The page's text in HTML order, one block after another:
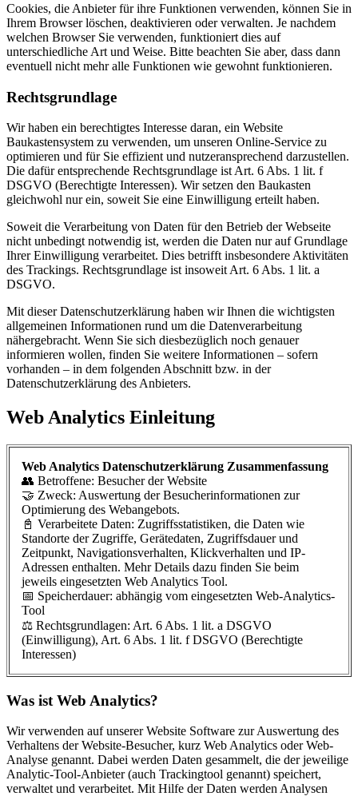
Cookies, die Anbieter für ihre Funktionen verwenden, können Sie in
Ihrem Browser löschen, deaktivieren oder verwalten. Je nachdem
welchen Browser Sie verwenden, funktioniert dies auf
unterschiedliche Art und Weise. Bitte beachten Sie aber, dass dann
eventuell nicht mehr alle Funktionen wie gewohnt funktionieren.
Rechtsgrundlage
Wir haben ein berechtigtes Interesse daran, ein Website
Baukastensystem zu verwenden, um unseren Online-Service zu
optimieren und für Sie effizient und nutzeransprechend darzustellen.
Die dafür entsprechende Rechtsgrundlage ist Art. 6 Abs. 1 lit. f
DSGVO (Berechtigte Interessen). Wir setzen den Baukasten
gleichwohl nur ein, soweit Sie eine Einwilligung erteilt haben.
Soweit die Verarbeitung von Daten für den Betrieb der Webseite
nicht unbedingt notwendig ist, werden die Daten nur auf Grundlage
Ihrer Einwilligung verarbeitet. Dies betrifft insbesondere Aktivitäten
des Trackings. Rechtsgrundlage ist insoweit Art. 6 Abs. 1 lit. a
DSGVO.
Mit dieser Datenschutzerklärung haben wir Ihnen die wichtigsten
allgemeinen Informationen rund um die Datenverarbeitung
nähergebracht. Wenn Sie sich diesbezüglich noch genauer
informieren wollen, finden Sie weitere Informationen – sofern
vorhanden – in dem folgenden Abschnitt bzw. in der
Datenschutzerklärung des Anbieters.
Web Analytics Einleitung
Web Analytics Datenschutzerklärung Zusammenfassung
👥 Betroffene: Besucher der Website
🤝 Zweck: Auswertung der Besucherinformationen zur
Optimierung des Webangebots.
📓 Verarbeitete Daten: Zugriffsstatistiken, die Daten wie
Standorte der Zugriffe, Gerätedaten, Zugriffsdauer und
Zeitpunkt, Navigationsverhalten, Klickverhalten und IP-
Adressen enthalten. Mehr Details dazu finden Sie beim
jeweils eingesetzten Web Analytics Tool.
📅 Speicherdauer: abhängig vom eingesetzten Web-Analytics-
Tool
⚖️ Rechtsgrundlagen: Art. 6 Abs. 1 lit. a DSGVO
(Einwilligung), Art. 6 Abs. 1 lit. f DSGVO (Berechtigte
Interessen)
Was ist Web Analytics?
Wir verwenden auf unserer Website Software zur Auswertung des
Verhaltens der Website-Besucher, kurz Web Analytics oder Web-
Analyse genannt. Dabei werden Daten gesammelt, die der jeweilige
Analytic-Tool-Anbieter (auch Trackingtool genannt) speichert,
verwaltet und verarbeitet. Mit Hilfe der Daten werden Analysen